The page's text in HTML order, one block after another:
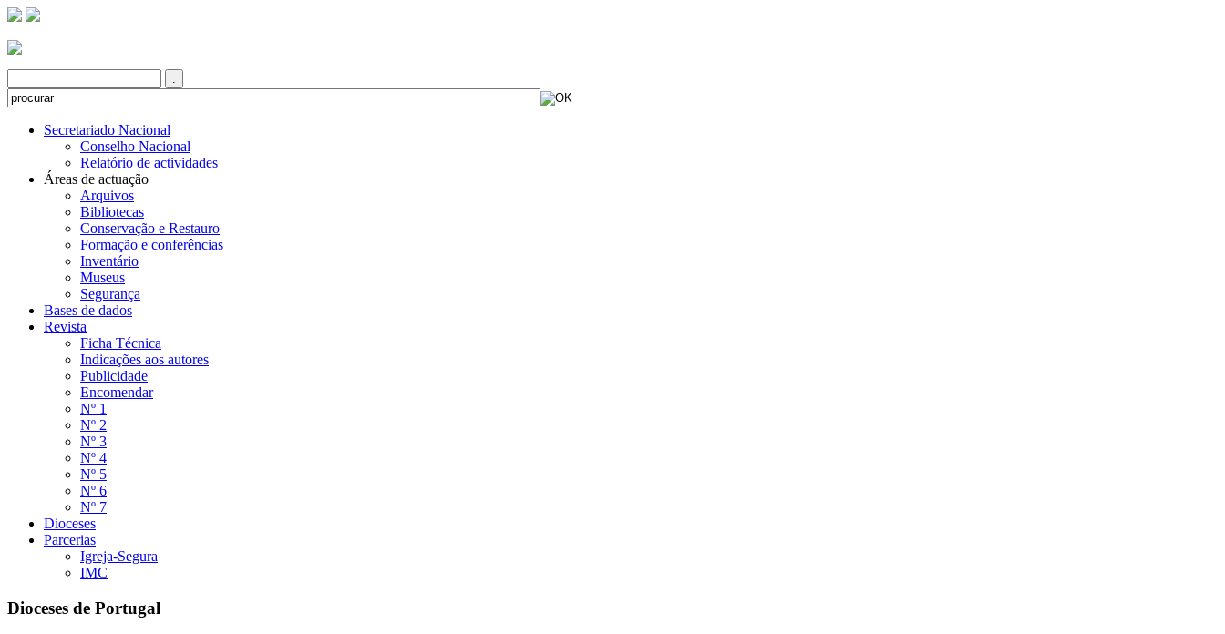
Secretariado Nacional
Conselho Nacional
Relatório de actividades
Áreas de actuação
Arquivos
Bibliotecas
Conservação e Restauro
Formação e conferências
Inventário
Museus
Segurança
Bases de dados
Revista
Ficha Técnica
Indicações aos autores
Publicidade
Encomendar
Nº 1
Nº 2
Nº 3
Nº 4
Nº 5
Nº 6
Nº 7
Dioceses
Parcerias
Igreja-Segura
IMC
Dioceses de Portugal